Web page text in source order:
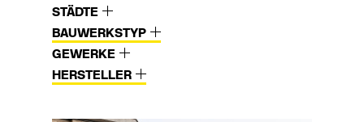
STÄDTE
BAUWERKSTYP
GEWERKE
HERSTELLER